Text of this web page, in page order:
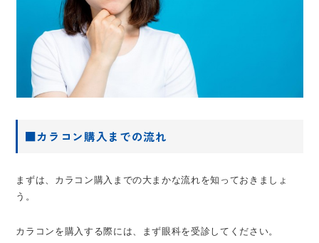
■カラコン購入までの流れ
まずは、カラコン購入までの大まかな流れを知っておきましょ
う。
カラコンを購入する際には、まず眼科を受診してください。